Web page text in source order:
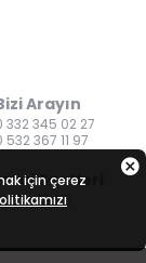
Arayın
332 345 02 27
532 367 11 97
Saatleri
- 19:00
için çerez